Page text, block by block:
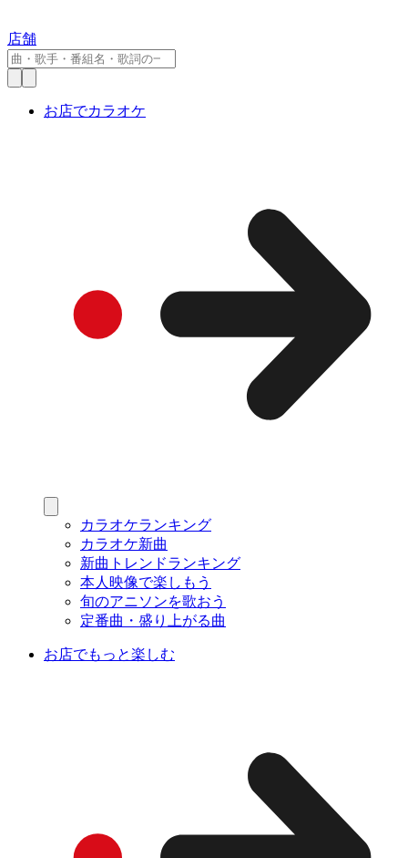
店舗
お店でカラオケ
カラオケランキング
カラオケ新曲
新曲トレンドランキング
本人映像で楽しもう
旬のアニソンを歌おう
定番曲・盛り上がる曲
お店でもっと楽しむ